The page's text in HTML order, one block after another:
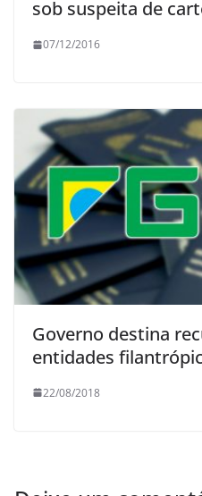
sob suspeita de
07/12/2016
Governo destina
entidades
22/08/2018